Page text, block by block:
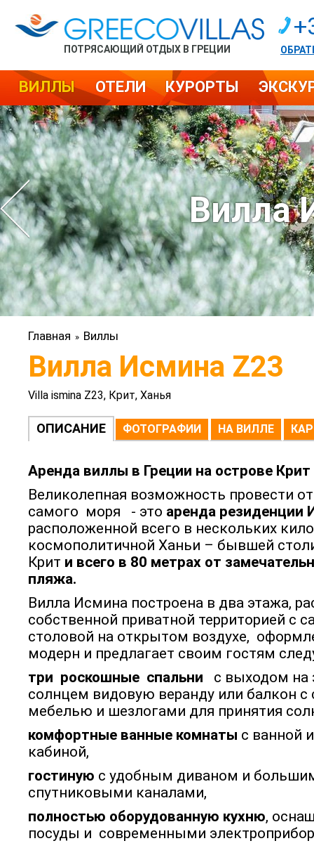
ПОТРЯСАЮЩИЙ ОТДЫХ В ГРЕЦИИ
ВИЛЛЫ ОТЕЛИ КУРОРТЫ
Вилла
Главная » Виллы
Вилла Исмина Z23
Villa ismina Z23, Крит, Ханья
ОПИСАНИЕ ФОТОГРАФИИ НА ВИЛЛЕ
Аренда виллы в Греции на острове Крит
Великолепная возможность провести
самого моря - это аренда резиденции
расположенной всего в нескольких
космополитичной Ханьи – бывшей
Крит и всего в 80 метрах от
пляжа.
Вилла Исмина построена в два этажа,
собственной приватной территорией с
столовой на открытом воздухе,
модерн и предлагает своим гостям
три роскошные спальни с выходом на
солнцем видовую веранду или балкон с
мебелью и шезлогами для принятия
комфортные ванные комнаты с ванной
кабиной,
гостиную с удобным диваном и
спутниковыми каналами,
полностью оборудованную кухню,
посуды и современными